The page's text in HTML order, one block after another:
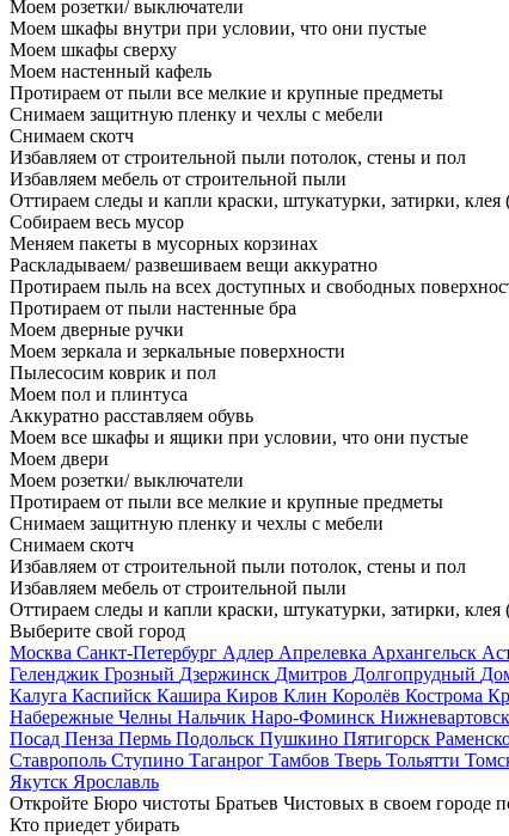
Моем розетки/ выключатели
Моем шкафы внутри при условии, что они пустые
Моем шкафы сверху
Моем настенный кафель
Протираем от пыли все мелкие и крупные предметы
Снимаем защитную пленку и чехлы с мебели
Снимаем скотч
Избавляем от строительной пыли потолок, стены и пол
Избавляем мебель от строительной пыли
Оттираем следы и капли краски, штукатурки, затирки,
Собираем весь мусор
Меняем пакеты в мусорных корзинах
Раскладываем/ развешиваем вещи аккуратно
Протираем пыль на всех доступных и свободных
Протираем от пыли настенные бра
Моем дверные ручки
Моем зеркала и зеркальные поверхности
Пылесосим коврик и пол
Моем пол и плинтуса
Аккуратно расставляем обувь
Моем все шкафы и ящики при условии, что они пустые
Моем двери
Моем розетки/ выключатели
Протираем от пыли все мелкие и крупные предметы
Снимаем защитную пленку и чехлы с мебели
Снимаем скотч
Избавляем от строительной пыли потолок, стены и пол
Избавляем мебель от строительной пыли
Оттираем следы и капли краски, штукатурки, затирки,
Выберите свой город
Москва Санкт-Петербург Адлер Апрелевка Архангельск
Геленджик Грозный Дзержинск Дмитров Долгопрудный
Калуга Каспийск Кашира Киров Клин Королёв Кострома
Набережные Челны Нальчик Наро-Фоминск Нижневартовск
Посад Пенза Пермь Подольск Пушкино Пятигорск
Ставрополь Ступино Таганрог Тамбов Тверь Тольятти
Якутск Ярославль
Откройте Бюро чистоты Братьев Чистовых в своем городе
Кто приедет убирать